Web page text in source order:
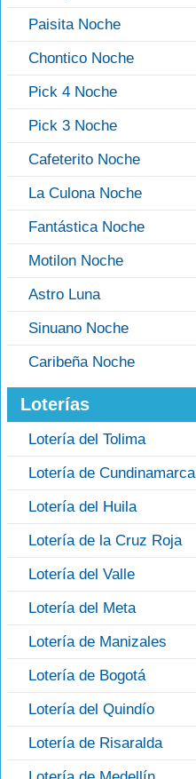
Paisita Noche
Chontico Noche
Pick 4 Noche
Pick 3 Noche
Cafeterito Noche
La Culona Noche
Fantástica Noche
Motilon Noche
Astro Luna
Sinuano Noche
Caribeña Noche
Loterías
Lotería del Tolima
Lotería de Cundinamarca
Lotería del Huila
Lotería de la Cruz Roja
Lotería del Valle
Lotería del Meta
Lotería de Manizales
Lotería de Bogotá
Lotería del Quindío
Lotería de Risaralda